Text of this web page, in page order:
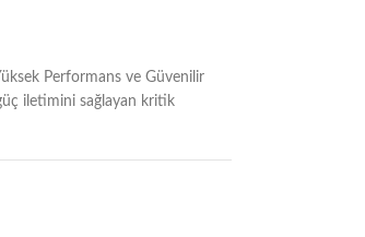
Performans ve Güvenilir
iletimini sağlayan kritik